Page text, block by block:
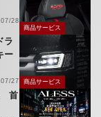
28
商品サービス
ラ
ー
27 商品サービス
首